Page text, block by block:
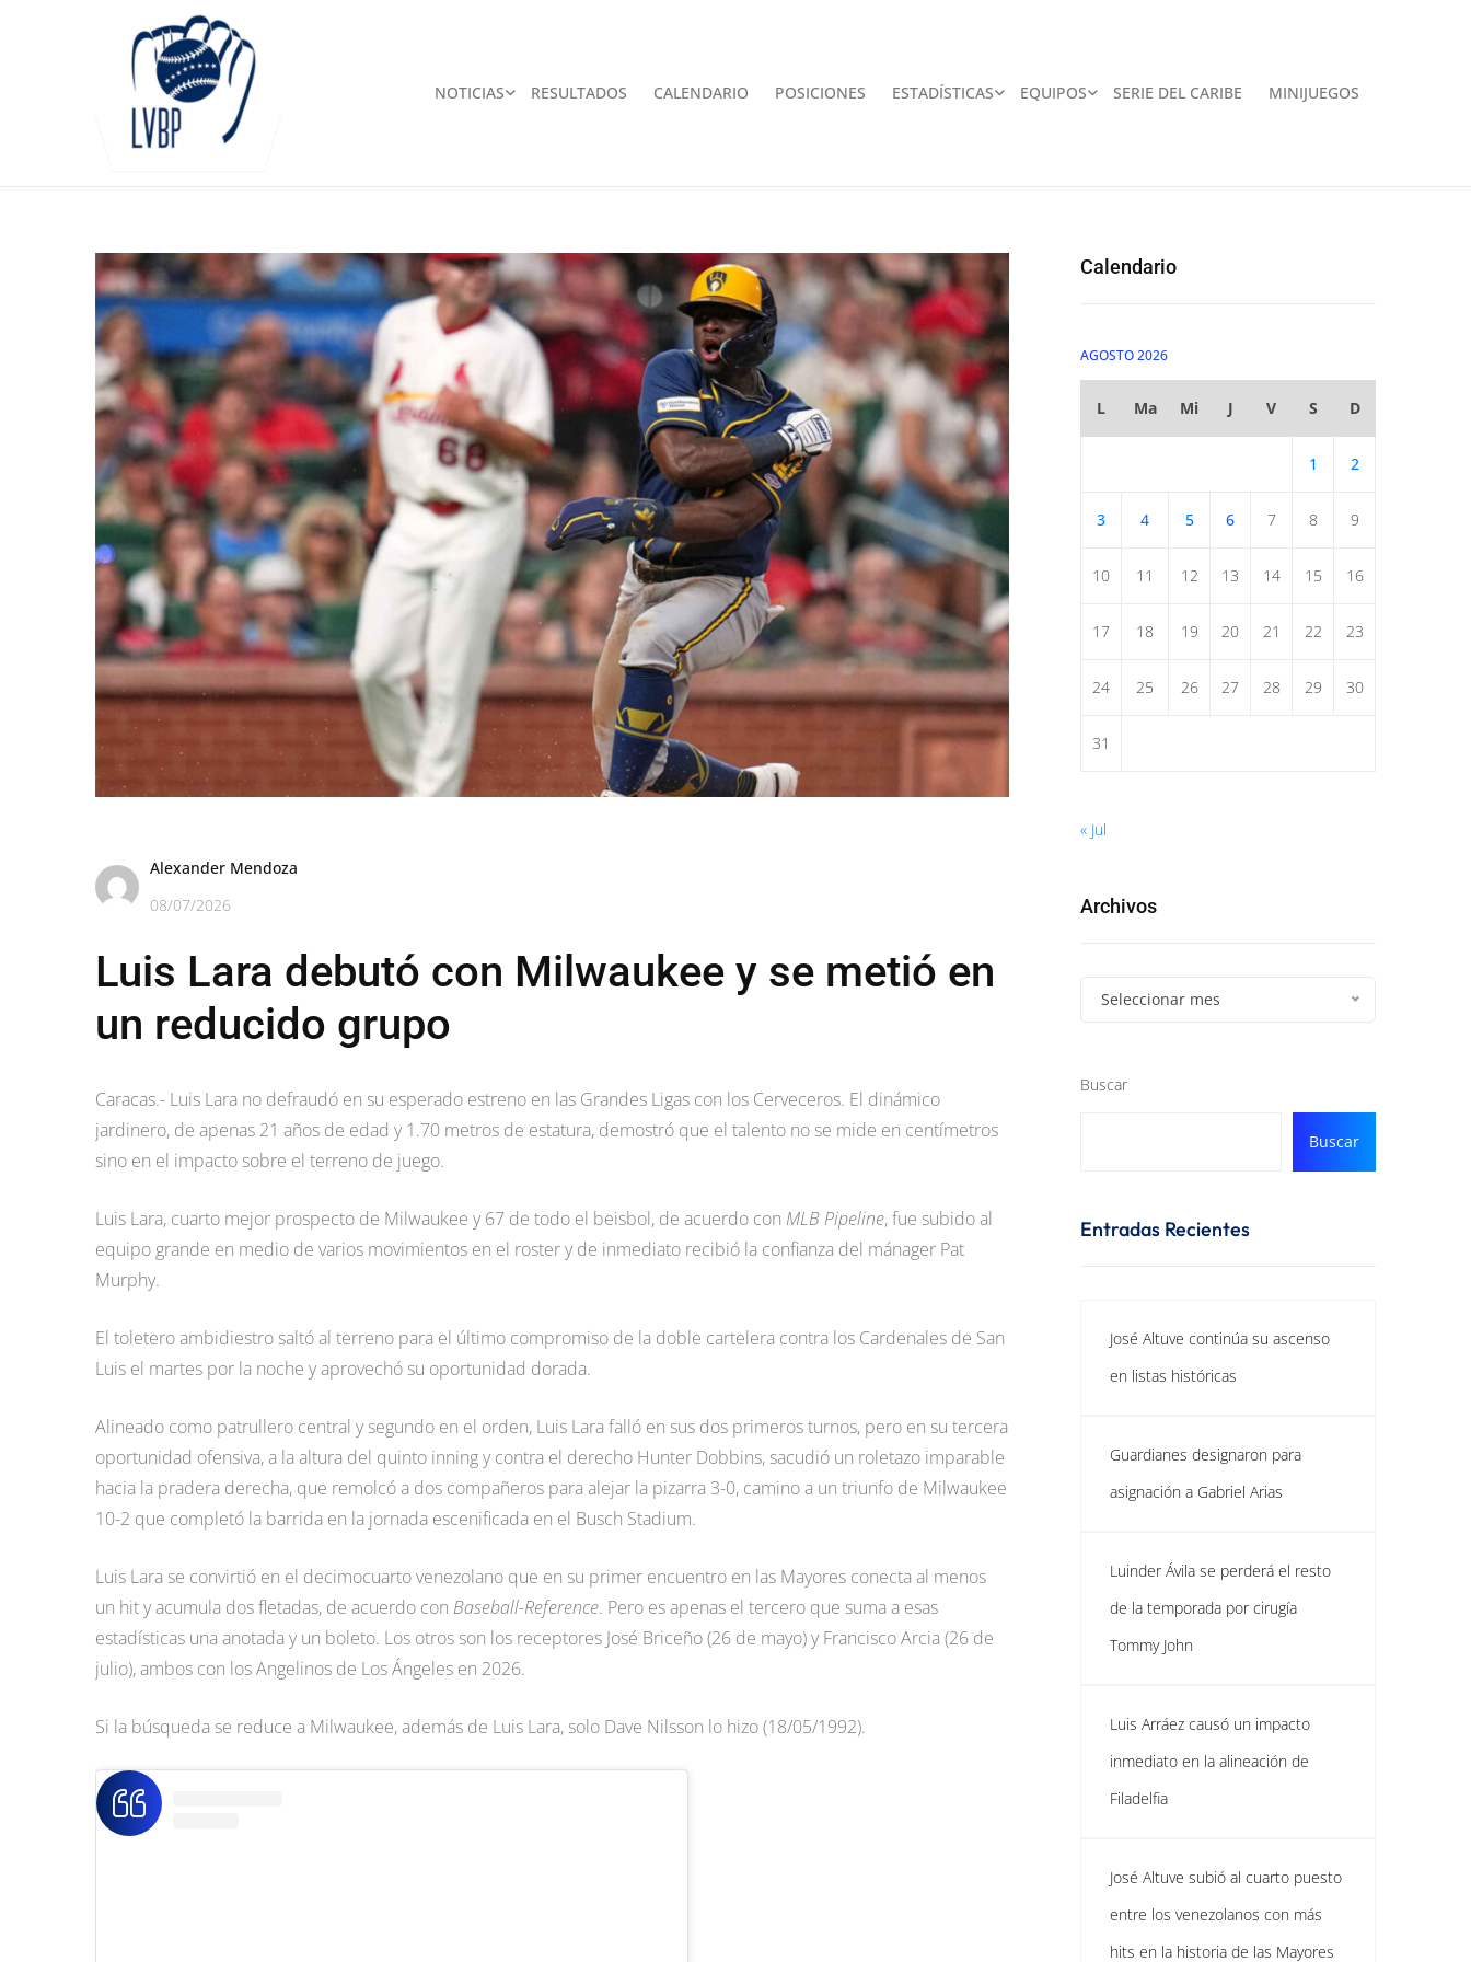
NOTICIAS RESULTADOS CALENDARIO POSICIONES ESTADÍSTICAS EQUIPOS SERIE DEL CARIBE MINIJUEGOS
Alexander Mendoza
08/07/2026
Luis Lara debutó con Milwaukee y se metió en
un reducido grupo
Caracas.- Luis Lara no defraudó en su esperado estreno en las Grandes Ligas con los Cerveceros. El dinámico
jardinero, de apenas 21 años de edad y 1.70 metros de estatura, demostró que el talento no se mide en centímetros
sino en el impacto sobre el terreno de juego.
Luis Lara, cuarto mejor prospecto de Milwaukee y 67 de todo el beisbol, de acuerdo con MLB Pipeline, fue subido al
equipo grande en medio de varios movimientos en el roster y de inmediato recibió la confianza del mánager Pat
Murphy.
El toletero ambidiestro saltó al terreno para el último compromiso de la doble cartelera contra los Cardenales de San
Luis el martes por la noche y aprovechó su oportunidad dorada.
Alineado como patrullero central y segundo en el orden, Luis Lara falló en sus dos primeros turnos, pero en su tercera
oportunidad ofensiva, a la altura del quinto inning y contra el derecho Hunter Dobbins, sacudió un roletazo imparable
hacia la pradera derecha, que remolcó a dos compañeros para alejar la pizarra 3-0, camino a un triunfo de Milwaukee
10-2 que completó la barrida en la jornada escenificada en el Busch Stadium.
Luis Lara se convirtió en el decimocuarto venezolano que en su primer encuentro en las Mayores conecta al menos
un hit y acumula dos fletadas, de acuerdo con Baseball-Reference. Pero es apenas el tercero que suma a esas
estadísticas una anotada y un boleto. Los otros son los receptores José Briceño (26 de mayo) y Francisco Arcia (26 de
julio), ambos con los Angelinos de Los Ángeles en 2026.
Si la búsqueda se reduce a Milwaukee, además de Luis Lara, solo Dave Nilsson lo hizo (18/05/1992).
Calendario
AGOSTO 2026
L Ma Mi J V S D
1 2
3 4 5 6 7 8 9
10 11 12 13 14 15 16
17 18 19 20 21 22 23
24 25 26 27 28 29 30
31
« Jul
Archivos
Seleccionar mes
Buscar
Buscar
Entradas Recientes
José Altuve continúa su ascenso
en listas históricas
Guardianes designaron para
asignación a Gabriel Arias
Luinder Ávila se perderá el resto
de la temporada por cirugía
Tommy John
Luis Arráez causó un impacto
inmediato en la alineación de
Filadelfia
José Altuve subió al cuarto puesto
entre los venezolanos con más
hits en la historia de las Mayores